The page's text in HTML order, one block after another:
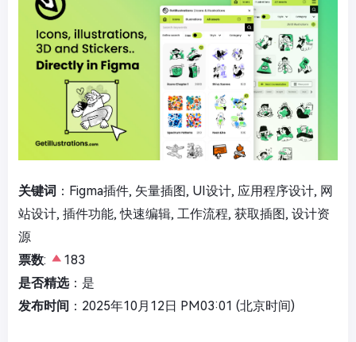
关键词 ：Figma插件, 矢量插图, UI设计, 应用程序设计, 网
站设计, 插件功能, 快速编辑, 工作流程, 获取插图, 设计资
源
票数:
183
是否精选：是
发布时间 ：2025年10月12日 PM03:01 (北京时间)